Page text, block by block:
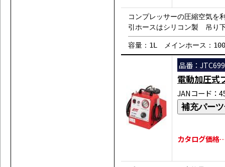
コンプレッサーの圧縮空気を
引ホースはシリコン製 吊り
容量：1L メインホース：
品番：
電動加圧式
JANコード：
補充パー
カタログ価格